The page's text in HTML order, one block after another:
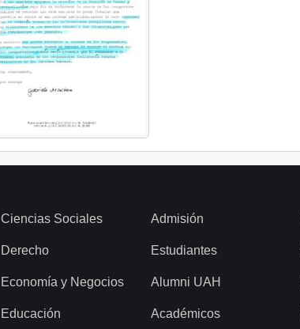
Ciencias Sociales
Derecho
Economía y Negocios
Educación
Admisión
Estudiantes
Alumni UAH
Académicos